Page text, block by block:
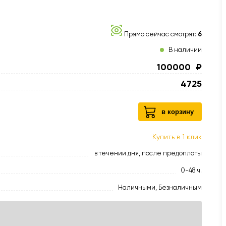
Прямо сейчас смотрят: 6
В наличии
100000 ₽
4725
в корзину
Купить в 1 клик
в течении дня, после предоплаты
0-48 ч.
Наличными, Безналичным